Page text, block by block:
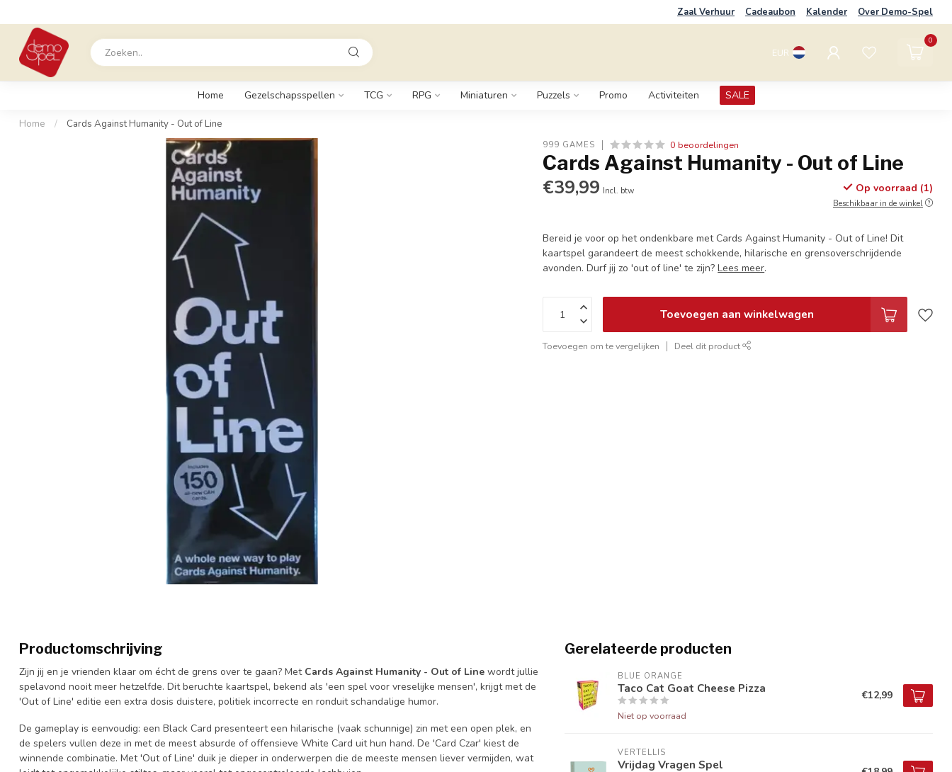
Zaal Verhuur Cadeaubon Kalender Over Demo-Spel
EUR
0
Home Gezelschapsspellen TCG RPG Miniaturen Puzzels Promo Activiteiten SALE
Home / Cards Against Humanity - Out of Line
999 GAMES 0 beoordelingen
Cards Against Humanity - Out of Line
€39,99 Incl. btw Op voorraad (1)
Beschikbaar in de winkel
Bereid je voor op het ondenkbare met Cards Against Humanity - Out of Line! Dit
kaartspel garandeert de meest schokkende, hilarische en grensoverschrijdende
avonden. Durf jij zo 'out of line' te zijn?Lees meer.
Toevoegen aan winkelwagen
Toevoegen om te vergelijken Deel dit product
Productomschrijving
Zijn jij en je vrienden klaar om écht de grens over te gaan? Met Cards Against Humanity - Out of Line wordt jullie
spelavond nooit meer hetzelfde. Dit beruchte kaartspel, bekend als 'een spel voor vreselijke mensen', krijgt met de
'Out of Line' editie een extra dosis duistere, politiek incorrecte en ronduit schandalige humor.
De gameplay is eenvoudig: een Black Card presenteert een hilarische (vaak schunnige) zin met een open plek, en
de spelers vullen deze in met de meest absurde of offensieve White Card uit hun hand. De 'Card Czar' kiest de
winnende combinatie. Met 'Out of Line' duik je dieper in onderwerpen die de meeste mensen liever vermijden, wat
Gerelateerde producten
BLUE ORANGE
Taco Cat Goat Cheese Pizza
Niet op voorraad
€12,99
VERTELLIS
Vrijdag Vragen Spel